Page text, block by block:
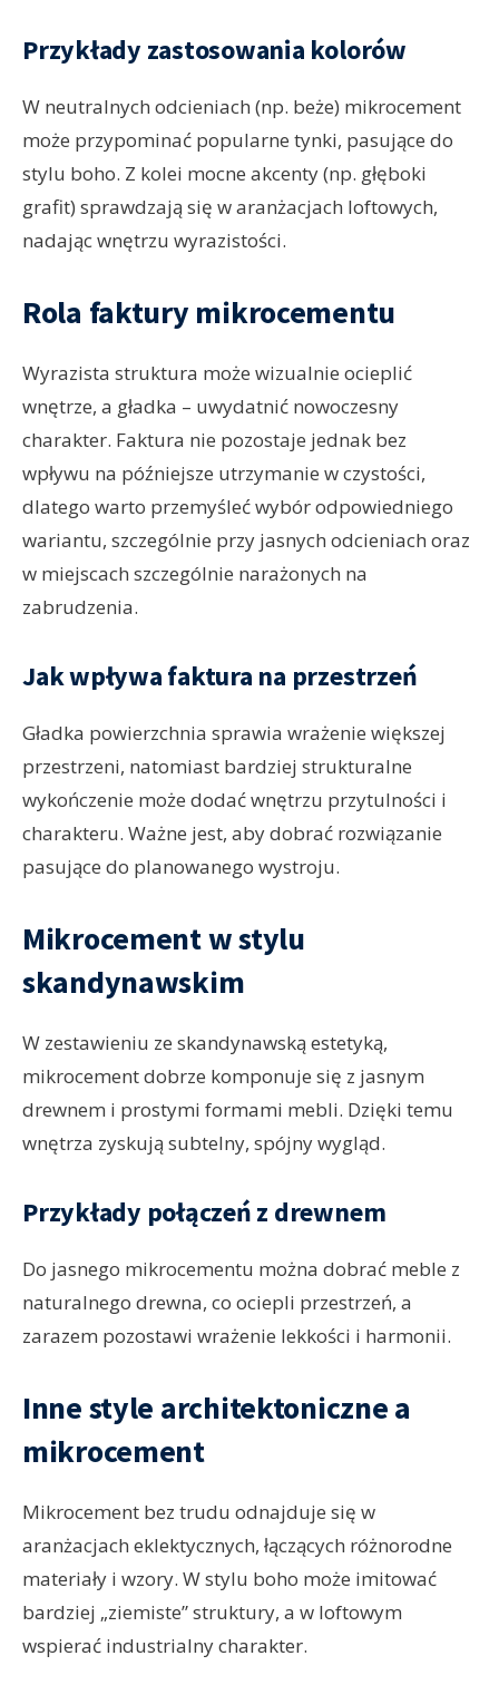
Przykłady zastosowania kolorów
W neutralnych odcieniach (np. beże) mikrocement
może przypominać popularne tynki, pasujące do
stylu boho. Z kolei mocne akcenty (np. głęboki
grafit) sprawdzają się w aranżacjach loftowych,
nadając wnętrzu wyrazistości.
Rola faktury mikrocementu
Wyrazista struktura może wizualnie ocieplić
wnętrze, a gładka – uwydatnić nowoczesny
charakter. Faktura nie pozostaje jednak bez
wpływu na późniejsze utrzymanie w czystości,
dlatego warto przemyśleć wybór odpowiedniego
wariantu, szczególnie przy jasnych odcieniach oraz
w miejscach szczególnie narażonych na
zabrudzenia.
Jak wpływa faktura na przestrzeń
Gładka powierzchnia sprawia wrażenie większej
przestrzeni, natomiast bardziej strukturalne
wykończenie może dodać wnętrzu przytulności i
charakteru. Ważne jest, aby dobrać rozwiązanie
pasujące do planowanego wystroju.
Mikrocement w stylu
skandynawskim
W zestawieniu ze skandynawską estetyką,
mikrocement dobrze komponuje się z jasnym
drewnem i prostymi formami mebli. Dzięki temu
wnętrza zyskują subtelny, spójny wygląd.
Przykłady połączeń z drewnem
Do jasnego mikrocementu można dobrać meble z
naturalnego drewna, co ociepli przestrzeń, a
zarazem pozostawi wrażenie lekkości i harmonii.
Inne style architektoniczne a
mikrocement
Mikrocement bez trudu odnajduje się w
aranżacjach eklektycznych, łączących różnorodne
materiały i wzory. W stylu boho może imitować
bardziej „ziemiste” struktury, a w loftowym
wspierać industrialny charakter.